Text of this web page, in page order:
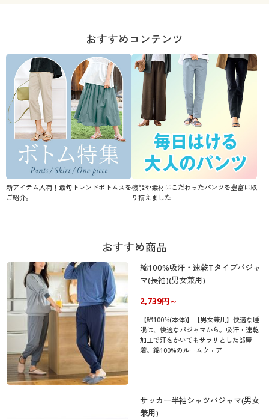
よくある質問とお問い合わせ
解除する
閉じる
おすすめコンテンツ
新アイテム入荷！最旬トレンドボトムスを
ご紹介。
機能や素材にこだわったパンツを豊富に取
り揃えました
おすすめ商品
綿100%吸汗・速乾Tタイプパジャ
マ(長袖)(男女兼用)
2,739円～
【綿100%(本体)】【男女兼用】快適な睡
眠は、快適なパジャマから。吸汗・速乾
加工で汗をかいてもサラリとした部屋
着。綿100%のルームウェア
サッカー半袖シャツパジャマ(男女
兼用)